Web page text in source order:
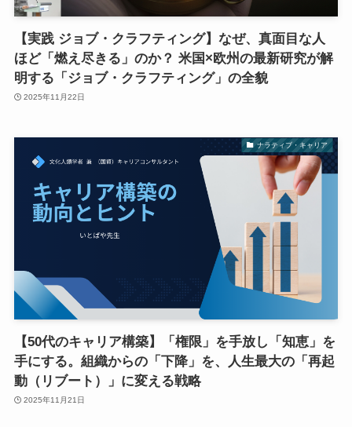
【実践 ジョブ・クラフティング】なぜ、真面目な人
ほど「燃え尽きる」のか？ 米国×欧州の最新研究が解
明する「ジョブ・クラフティング」の全貌
2025年11月22日
ナラティブ・キャリア
【50代のキャリア構築】「権限」を手放し「知恵」を
手にする。組織からの「下降」を、人生最大の「再起
動（リブート）」に変える戦略
2025年11月21日